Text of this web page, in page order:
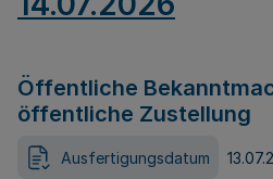
Öffentliche
öffentliche Zustellung
Ausfertigungsdatum